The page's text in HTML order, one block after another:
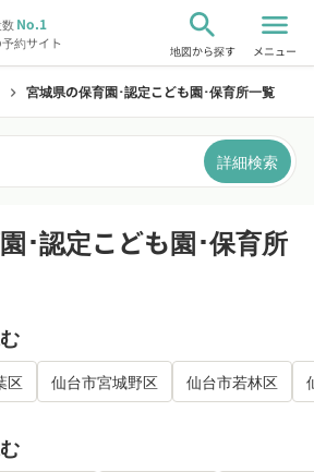
No.1
約サイト
search
地図から探す
menu
メニュー
chevron_right 宮城県の保育園･認定こども園･保育所一覧
詳細検索
･認定こども園･保育所
区 仙台市宮城野区 仙台市若林区